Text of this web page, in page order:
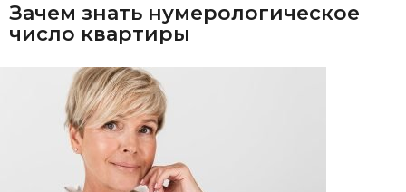
Зачем знать нумерологическое
число квартиры